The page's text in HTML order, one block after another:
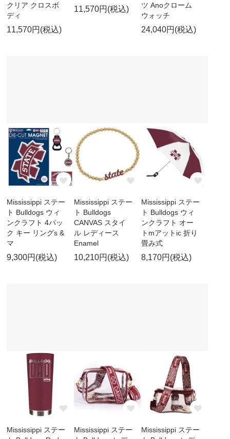
クリア クロスボ
ディ
11,570円(税込)
11,570円(税込)
ツ Anoクローム
ウォッチ
24,040円(税込)
Mississippi ステー
ト Bulldogs ウィ
ンクラフト 4パッ
ク キー リングs &
マ
9,300円(税込)
Mississippi ステー
ト Bulldogs
CANVAS スタイ
ル レディース
Enamel
10,210円(税込)
Mississippi ステー
ト Bulldogs ウィ
ンクラフト オー
トmアットic 折り
畳み式
8,170円(税込)
Mississippi ステー
Mississippi ステー
Mississippi ステー